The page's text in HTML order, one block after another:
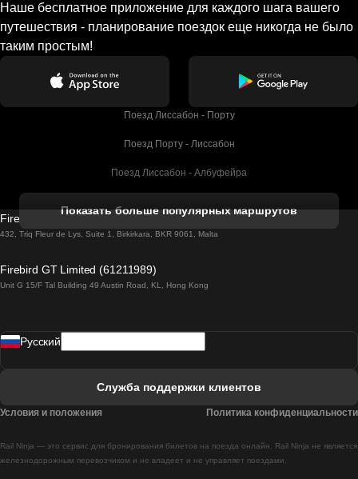
Наше бесплатное приложение для каждого шага вашего
путешествия - планирование поездок еще никогда не было
таким простым!
Поезд Лиссабон - Порту
Поезд Порту - Лиссабон
Поезд Лиссабон - Албуфейра
Поезд Лиссабон - Лагос
Поезд Лиссабон - Мадрид
Поезд Лиссабон - Брага
Показать больше популярных маршрутов
Firebird GT Limited (OC 1451)
432, Triq Fleur de Lys, Suite 1, Birkirkara, BKR 9061, Malta
Firebird GT Limited (61211989)
Unit G 15/F Tal Building 49 Austin Road, KL, Hong Kong
Rail Ninja — это сервис для бронирования билетов на поезда онлайн. Rail Ninja не является
железнодорожным перевозчиком и не владеет и не управляет поездами.
Pусский
Служба поддержки клиентов
Условия и положения Политика конфиденциальности